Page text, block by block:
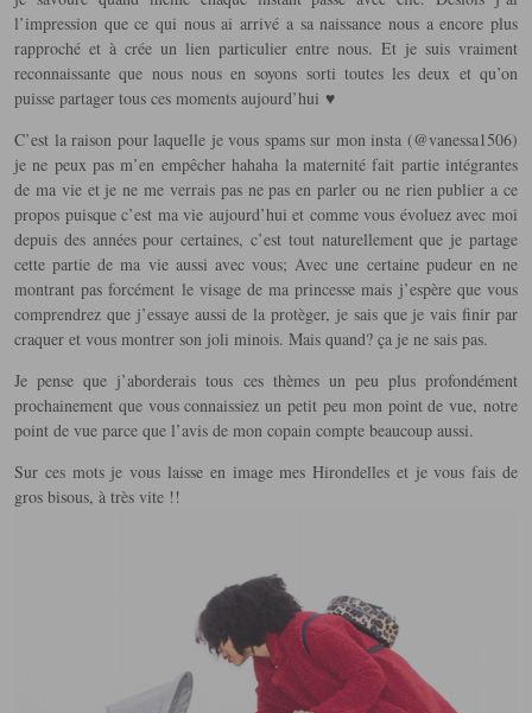
l’impression que ce qui nous ai arrivé a sa naissance nous a encore plus
rapproché et à crée un lien particulier entre nous. Et je suis vraiment
reconnaissante que nous nous en soyons sorti toutes les deux et qu’on
puisse partager tous ces moments aujourd’hui ♥
C’est la raison pour laquelle je vous spams sur mon insta (@vanessa1506)
je ne peux pas m’en empêcher hahaha la maternité fait partie intégrantes
de ma vie et je ne me verrais pas ne pas en parler ou ne rien publier a ce
propos puisque c’est ma vie aujourd’hui et comme vous évoluez avec moi
depuis des années pour certaines, c’est tout naturellement que je partage
cette partie de ma vie aussi avec vous; Avec une certaine pudeur en ne
montrant pas forcément le visage de ma princesse mais j’espère que vous
comprendrez que j’essaye aussi de la protèger, je sais que je vais finir par
craquer et vous montrer son joli minois. Mais quand? ça je ne sais pas.
Je pense que j’aborderais tous ces thèmes un peu plus profondément
prochainement que vous connaissiez un petit peu mon point de vue, notre
point de vue parce que l’avis de mon copain compte beaucoup aussi.
Sur ces mots je vous laisse en image mes Hirondelles et je vous fais de
gros bisous, à très vite !!